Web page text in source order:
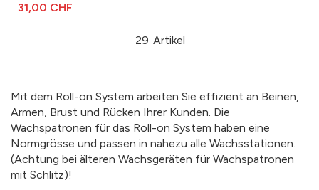
31,00 CHF
29 Artikel
Mit dem Roll-on System arbeiten Sie effizient an Beinen,
Armen, Brust und Rücken Ihrer Kunden. Die
Wachspatronen für das Roll-on System haben eine
Normgrösse und passen in nahezu alle Wachsstationen.
(Achtung bei älteren Wachsgeräten für Wachspatronen
mit Schlitz)!